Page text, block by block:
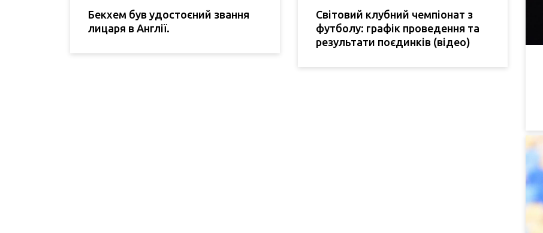
Бекхем був удостоєний звання
лицаря в Англії.
Світовий клубний чемпіонат з
футболу: графік проведення та
результати поєдинків (відео)